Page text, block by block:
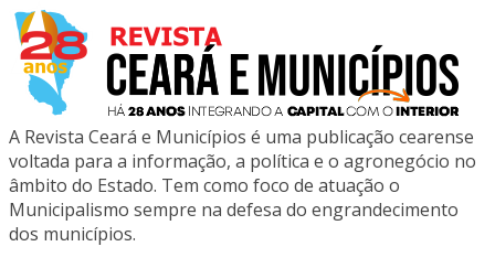
A Revista Ceará e Municípios é uma publicação cearense
voltada para a informação, a política e o agronegócio no
âmbito do Estado. Tem como foco de atuação o
Municipalismo sempre na defesa do engrandecimento
dos municípios.